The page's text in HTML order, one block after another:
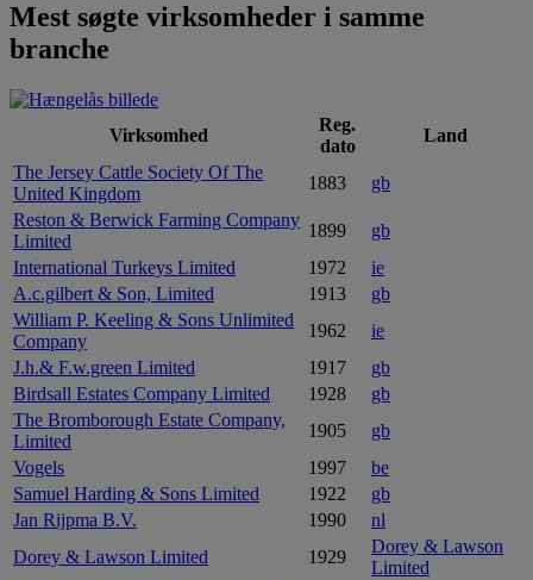
Mest søgte virksomheder i samme
branche
Virksomhed
Reg.
dato
Land
The Jersey Cattle Society Of The
United Kingdom
1883
gb
Reston & Berwick Farming Company
Limited
1899
gb
International Turkeys Limited
1972
ie
A.c.gilbert & Son, Limited
1913
gb
William P. Keeling & Sons Unlimited
Company
1962
ie
J.h.& F.w.green Limited
1917
gb
Birdsall Estates Company Limited
1928
gb
The Bromborough Estate Company,
Limited
1905
gb
Vogels
1997
be
Samuel Harding & Sons Limited
1922
gb
Jan Rijpma B.V.
1990
nl
Dorey & Lawson Limited
1929
Dorey & Lawson
Limited